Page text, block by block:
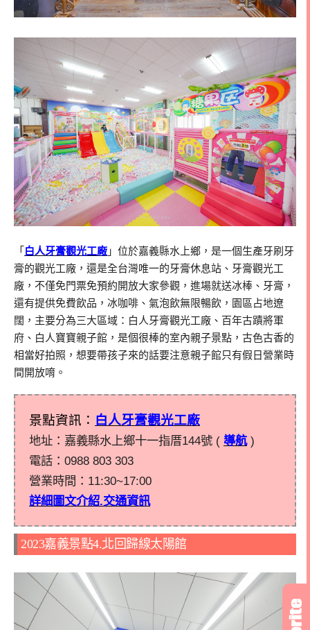
「白人牙膏觀光工廠 」位於嘉義縣水上鄉，是一個生產牙刷牙
膏的觀光工廠，還是全台灣唯一的牙膏休息站、牙膏觀光工
廠，不僅免門票免預約開放大家參觀，進場就送冰棒、牙膏，
還有提供免費飲品，冰咖啡、氣泡飲無限暢飲，園區占地遼
闊，主要分為三大區域：白人牙膏觀光工廠、百年古蹟將軍
府、白人寶寶親子館，是個很棒的室內親子景點，古色古香的
相當好拍照，想要帶孩子來的話要注意親子館只有假日營業時
間開放唷。
景點資訊： 白人牙膏觀光工廠
地址：嘉義縣水上鄉十一指厝144號 ( 導航)
電話：0988 803 303
營業時間：11:30~17:00
詳細圖文介紹.交通資訊
2023嘉義景點4.北回歸線太陽館